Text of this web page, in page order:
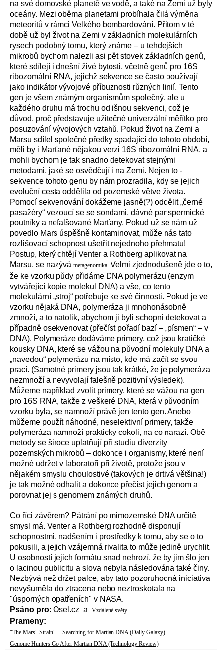
na své domovské planetě ve vodě, a také na Zemi už byly
oceány. Mezi oběma planetami probíhala čilá výměna
meteoritů v rámci Velkého bombardování. Přitom v té
době už byl život na Zemi v základních molekulárních
rysech podobný tomu, který známe – u tehdejších
mikrobů bychom nalezli asi pět stovek základních genů,
které sdílejí i dnešní živé bytosti, včetně genů pro 16S
ribozomální RNA, jejichž sekvence se často používají
jako indikátor vývojové příbuznosti různých linií. Tento
gen je všem známým organismům společný, ale u
každého druhu má trochu odlišnou sekvenci, což je
důvod, proč představuje užitečné univerzální měřítko pro
posuzování vývojových vztahů. Pokud život na Zemi a
Marsu sdílel společné předky spadající do tohoto období,
měli by i Marťané nějakou verzi 16S ribozomální RNA, a
mohli bychom je tak snadno detekovat stejnými
metodami, jaké se osvědčují i na Zemi. Nejen to -
sekvence tohoto genu by nám prozradila, kdy se jejich
evoluční cesta oddělila od pozemské větve života.
Pomocí sekvenování dokážeme jasně(?) oddělit „černé
pasažéry“ vezoucí se se sondami, dávné panspermické
poutníky a nefalšované Marťany. Pokud už se nám už
povedlo Mars úspěšně kontaminovat, může nás tato
rozlišovací schopnost ušetřit nejednoho přehmatu!
Postup, který chtějí Venter a Rothberg aplikovat na
Marsu, se nazývá metagenomika. Velmi zjednodušeně jde o to,
že ke vzorku půdy přidáme DNA polymerázu (enzym
vytvářející kopie molekul DNA) a vše, co tento
molekulární „stroj“ potřebuje ke své činnosti. Pokud je ve
vzorku nějaká DNA, polymeráza ji mnohonásobně
zmnoží, a to natolik, abychom ji byli schopni detekovat a
případně osekvenovat (přečíst pořadí bazí – „písmen“ – v
DNA). Polymeráze dodáváme primery, což jsou kratičké
kousky DNA, které se vážou na původní molekuly DNA a
„navedou“ polymerázu na místo, kde má začít se svou
prací. (Samotné primery jsou tak krátké, že je polymeráza
nezmnoží a nevyvolají falešně pozitivní výsledek).
Můžeme například zvolit primery, které se vážou na gen
pro 16S RNA, takže z veškeré DNA, která v původním
vzorku byla, se namnoží právě jen tento gen. Anebo
můžeme použít náhodné, neselektivní primery, takže
polymeráza namnoží prakticky cokoli, na co narazí. Obě
metody se široce uplatňují při studiu diverzity
pozemských mikrobů – dokonce i organismy, které není
možné udržet v laboratoři při životě, protože jsou v
nějakém smyslu choulostivé (takových je drtivá většina!)
je tak možné odhalit a dokonce přečíst jejich genom a
porovnat jej s genomem známých druhů.
Co říci závěrem? Pátrání po mimozemské DNA určitě
smysl má. Venter a Rothberg rozhodně disponují
schopnostmi, nadšením i prostředky k tomu, aby se o to
pokusili, a jejich vzájemná rivalita to může jedině urychlit.
U osobností jejich formátu snad nehrozí, že by jim šlo jen
o lacinou publicitu a slova nebyla následována také činy.
Nezbývá než držet palce, aby tato pozoruhodná iniciativa
nevyšuměla do ztracena nebo neztroskotala na
"úsporných opatřeních" v NASA.
Psáno pro: Osel.cz a Vzdálené světy
Prameny:
"The Mars" Strain" -- Searching for Martian DNA (Daily Galaxy)
Genome Hunters Go After Martian DNA (Technology Review)